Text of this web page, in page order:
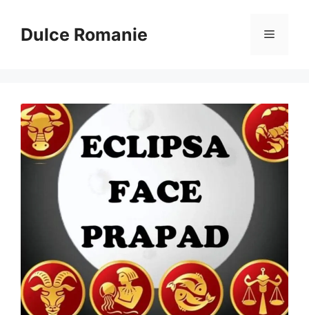
conținutDulce Romanie Meniu